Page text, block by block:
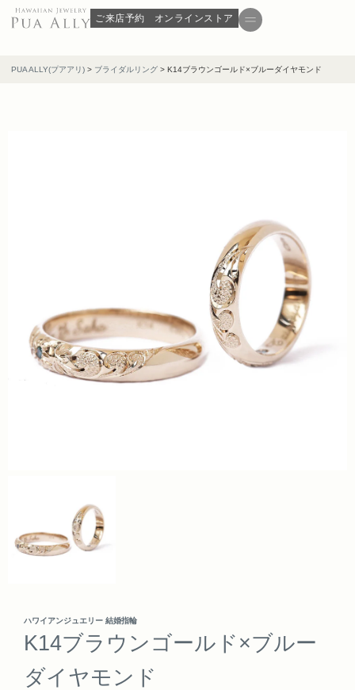
ご来店予約 オンラインストア
PUA ALLY(プアアリ) > ブライダルリング > K14ブラウンゴールド×ブルーダイヤモンド
ハワイアンジュエリー 結婚指輪
K14ブラウンゴールド×ブルー
ダイヤモンド